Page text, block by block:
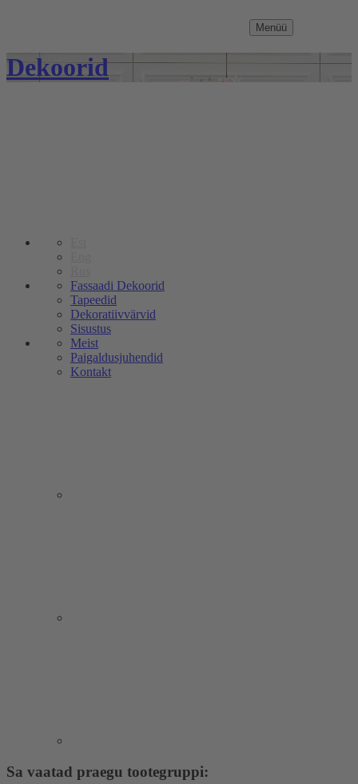
Menüü
Dekoorid
Fassaadi Dekoorid
Tapeedid
Dekoratiivvärvid
Sisustus
Meist
Paigaldusjuhendid
Kontakt
Sa vaatad praegu tootegruppi: